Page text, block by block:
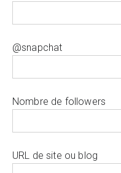
@snapchat
Nombre de followers
URL de site ou blog